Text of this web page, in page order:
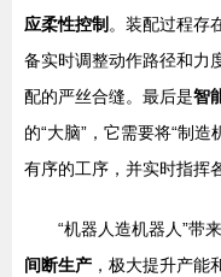
应柔性控制 。装配过程存
备实时调整动作路径和力
配的严丝合缝。最后是智
的“大脑”，它需要将“制
有序的工序，并实时指挥
“机器人造机器人”带
间断生产 ，极大提升产能